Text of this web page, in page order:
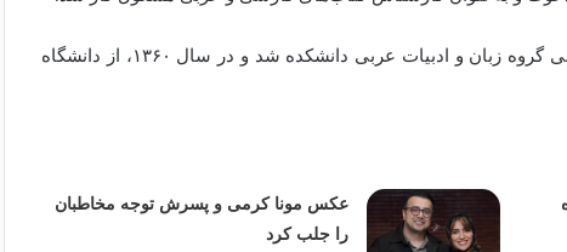
دیباجی که دارای تحصیلات حوزوی بود، در سال ۱۳۵۰، مربی گروه زبان و ادبیات عربی دانشکده شد و در سال ۱۳۶۰، از دانشگاه
عکس مونا کرمی و پسرش توجه مخاطبان
را جلب کرد